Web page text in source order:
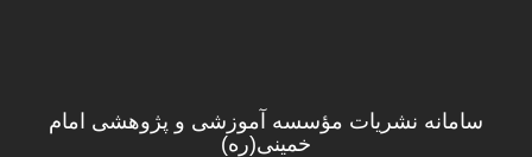
سامانه نشریات مؤسسه آموزشی و پژوهشی امام
خمینی(ره)